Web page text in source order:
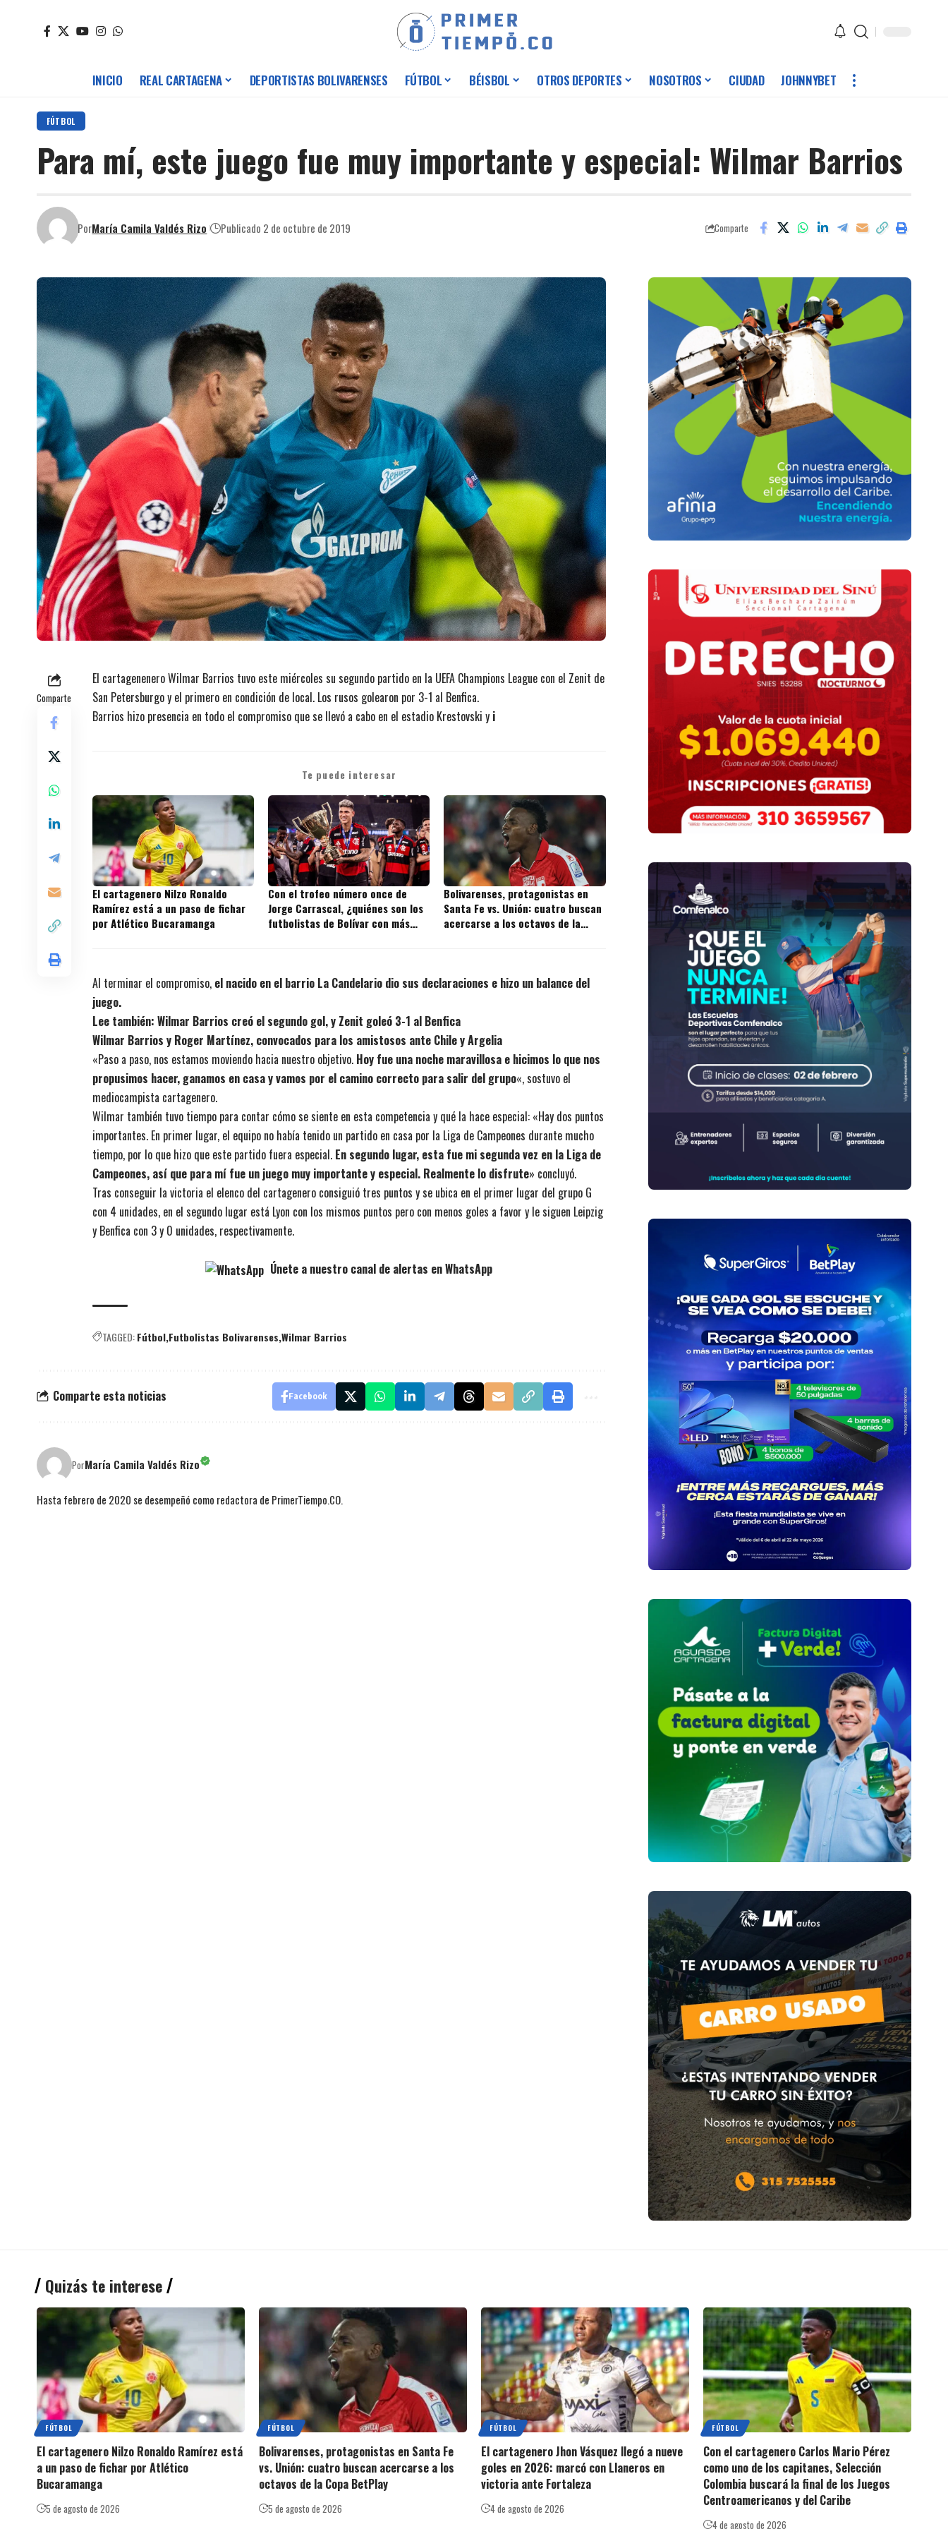
INICIO REAL CARTAGENA DEPORTISTAS BOLIVARENSES FÚTBOL BÉISBOL OTROS DEPORTES NOSOTROS CIUDAD JOHNNYBET
FÚTBOL
Para mí, este juego fue muy importante y especial: Wilmar Barrios
PorMaría Camila Valdés Rizo Publicado 2 de octubre de 2019 Comparte
Comparte
El cartagenenero Wilmar Barrios tuvo este miércoles su segundo partido en la UEFA Champions League con el Zenit de
San Petersburgo y el primero en condición de local. Los rusos golearon por 3-1 al Benfica.
Barrios hizo presencia en todo el compromiso que se llevó a cabo en el estadio Krestovski y i
Te puede interesar
El cartagenero Nilzo Ronaldo
Ramírez está a un paso de fichar
por Atlético Bucaramanga
Con el trofeo número once de
Jorge Carrascal, ¿quiénes son los
futbolistas de Bolívar con más
Bolivarenses, protagonistas en
Santa Fe vs. Unión: cuatro buscan
acercarse a los octavos de la
Al terminar el compromiso, el nacido en el barrio La Candelario dio sus declaraciones e hizo un balance del
juego.
Lee también: Wilmar Barrios creó el segundo gol, y Zenit goleó 3-1 al Benfica
Wilmar Barrios y Roger Martínez, convocados para los amistosos ante Chile y Argelia
«Paso a paso, nos estamos moviendo hacia nuestro objetivo. Hoy fue una noche maravillosa e hicimos lo que nos
propusimos hacer, ganamos en casa y vamos por el camino correcto para salir del grupo«, sostuvo el
mediocampista cartagenero.
Wilmar también tuvo tiempo para contar cómo se siente en esta competencia y qué la hace especial: «Hay dos puntos
importantes. En primer lugar, el equipo no había tenido un partido en casa por la Liga de Campeones durante mucho
tiempo, por lo que hizo que este partido fuera especial. En segundo lugar, esta fue mi segunda vez en la Liga de
Campeones, así que para mí fue un juego muy importante y especial. Realmente lo disfrute» concluyó.
Tras conseguir la victoria el elenco del cartagenero consiguió tres puntos y se ubica en el primer lugar del grupo G
con 4 unidades, en el segundo lugar está Lyon con los mismos puntos pero con menos goles a favor y le siguen Leipzig
y Benfica con 3 y 0 unidades, respectivamente.
Únete a nuestro canal de alertas en WhatsApp
TAGGED:Fútbol Futbolistas Bolivarenses Wilmar Barrios
Comparte esta noticias Facebook
PorMaría Camila Valdés Rizo
Hasta febrero de 2020 se desempeñó como redactora de PrimerTiempo.CO.
Quizás te interese
FÚTBOL
El cartagenero Nilzo Ronaldo Ramírez está
a un paso de fichar por Atlético
Bucaramanga
5 de agosto de 2026
FÚTBOL
Bolivarenses, protagonistas en Santa Fe
vs. Unión: cuatro buscan acercarse a los
octavos de la Copa BetPlay
5 de agosto de 2026
FÚTBOL
El cartagenero Jhon Vásquez llegó a nueve
goles en 2026: marcó con Llaneros en
victoria ante Fortaleza
4 de agosto de 2026
FÚTBOL
Con el cartagenero Carlos Mario Pérez
como uno de los capitanes, Selección
Colombia buscará la final de los Juegos
Centroamericanos y del Caribe
4 de agosto de 2026